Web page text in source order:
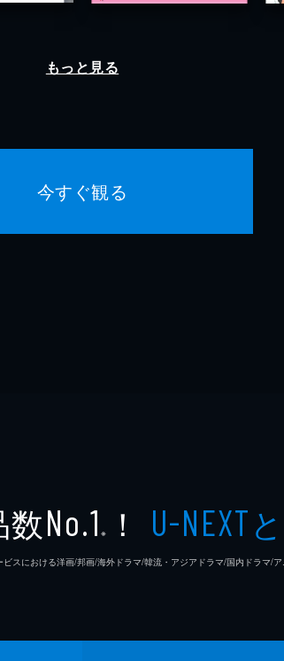
もっと見る
今すぐ観る
数No.1 ※ ！ U-NEXT
における洋画/邦画/海外ドラマ/韓流・アジアドラマ/国内ドラマ/ア